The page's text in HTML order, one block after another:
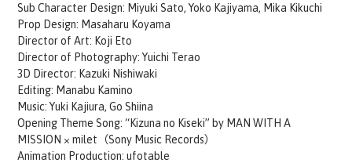
Sub Character Design: Miyuki Sato, Yoko Kajiyama, Mika Kikuchi
Prop Design: Masaharu Koyama
Director of Art: Koji Eto
Director of Photography: Yuichi Terao
3D Director: Kazuki Nishiwaki
Editing: Manabu Kamino
Music: Yuki Kajiura, Go Shiina
Opening Theme Song: “Kizuna no Kiseki” by MAN WITH A
MISSION × milet（Sony Music Records）
Animation Production: ufotable